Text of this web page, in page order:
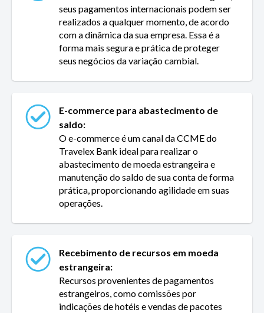
seus pagamentos internacionais podem ser
realizados a qualquer momento, de acordo
com a dinâmica da sua empresa. Essa é a
forma mais segura e prática de proteger
seus negócios da variação cambial.
E-commerce para abastecimento de
saldo:
O e-commerce é um canal da CCME do
Travelex Bank ideal para realizar o
abastecimento de moeda estrangeira e
manutenção do saldo de sua conta de forma
prática, proporcionando agilidade em suas
operações.
Recebimento de recursos em moeda
estrangeira:
Recursos provenientes de pagamentos
estrangeiros, como comissões por
indicações de hotéis e vendas de pacotes